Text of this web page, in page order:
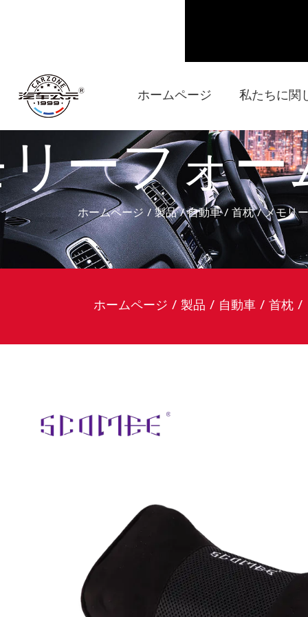
ホームページ 私たちに関
ーフォー
ホームページ /製品/自動車/首枕/メモリ
ホームページ /製品 / 自動車 /首枕 /